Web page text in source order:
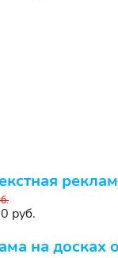
руб.
на досках